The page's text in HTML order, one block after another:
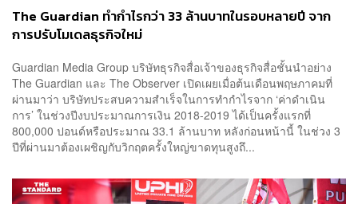
The Guardian ทำกำไรกว่า 33 ล้านบาทในรอบหลายปี จาก
การปรับโมเดลธุรกิจใหม่
Guardian Media Group บริษัทธุรกิจสื่อเจ้าของธุรกิจสื่อชั้นนำอย่าง
The Guardian และ The Observer เปิดเผยเมื่อต้นเดือนพฤษภาคมที่
ผ่านมาว่า บริษัทประสบความสำเร็จในการทำกำไรจาก ‘ค่าดำเนิน
การ’ ในช่วงปีงบประมาณการเงิน 2018-2019 ได้เป็นครั้งแรกที่
800,000 ปอนด์หรือประมาณ 33.1 ล้านบาท หลังก่อนหน้านี้ ในช่วง 3
ปีที่ผ่านมาต้องเผชิญกับวิกฤตครั้งใหญ่ขาดทุนสูงถึ...